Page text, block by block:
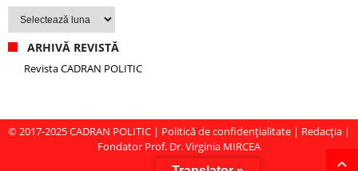
Arhiva
ARHIVĂ REVISTĂ
Revista CADRAN POLITIC
© 2017-2025CADRAN POLITIC | Politică de confidențialitate | Redacția |
Fondator Prof. Dr. Virginia MIRCEA